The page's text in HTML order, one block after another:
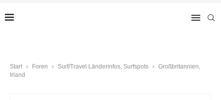
Start › Foren › Surf/Travel Länderinfos, Surfspots › Großbritannien,
Irland